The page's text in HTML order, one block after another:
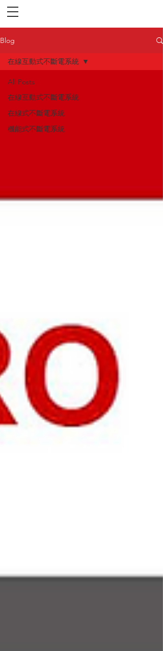
Blog
All Posts
在線互動式不斷電系統
在線式不斷電系統
機能式不斷電系統
在線互動式不斷電系統